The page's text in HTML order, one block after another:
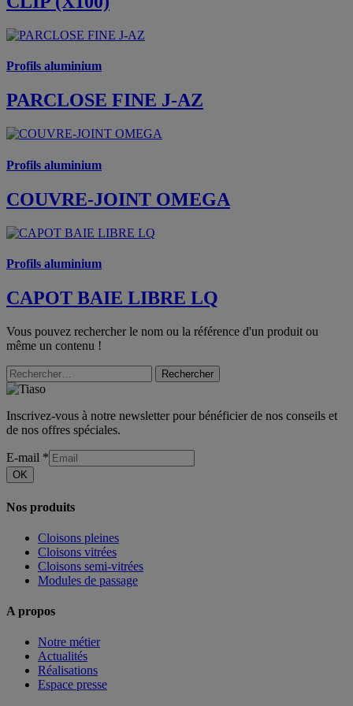
Profils aluminium
PARCLOSE FINE J-AZ
Profils aluminium
COUVRE-JOINT OMEGA
Profils aluminium
CAPOT BAIE LIBRE LQ
Vous pouvez rechercher le nom ou la référence d'un produit ou
même un contenu !
Rechercher
Inscrivez-vous à notre newsletter pour bénéficier de nos conseils et
de nos offres spéciales.
E-mail *
OK
Nos produits
Cloisons pleines
Cloisons vitrées
Cloisons semi-vitrées
Modules de passage
A propos
Notre métier
Actualités
Réalisations
Espace presse